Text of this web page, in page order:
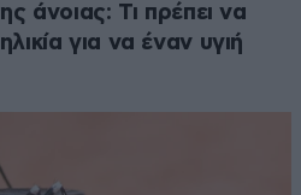
άνοιας: Τι πρέπει να
για να έναν υγιή